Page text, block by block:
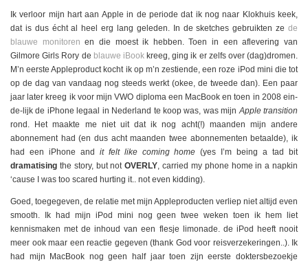
Ik verloor mijn hart aan Apple in de periode dat ik nog naar Klokhuis keek,
dat is dus écht al heel erg lang geleden. In de sketches gebruikten ze de
blauwe monitoren en die moest ik hebben. Toen in een aflevering van
Gilmore Girls Rory de blauwe iBookkreeg, ging ik er zelfs over (dag)dromen.
M’n eerste Appleproduct kocht ik op m’n zestiende, een roze iPod mini die tot
op de dag van vandaag nog steeds werkt (okee, de tweede dan). Een paar
jaar later kreeg ik voor mijn VWO diploma een MacBook en toen in 2008 ein-
de-lijk de iPhone legaal in Nederland te koop was, was mijnApple transition
rond. Het maakte me niet uit dat ik nog acht(!) maanden mijn andere
abonnement had (en dus acht maanden twee abonnementen betaalde), ik
had een iPhone and it felt like coming home (yes I’m being a tad bit
dramatising the story, but notOVERLY, carried my phone home in a napkin
‘cause I was too scared hurting it.. not even kidding).
Goed, toegegeven, de relatie met mijn Appleproducten verliep niet altijd even
smooth. Ik had mijn iPod mini nog geen twee weken toen ik hem liet
kennismaken met de inhoud van een flesje limonade. de iPod heeft nooit
meer ook maar een reactie gegeven (thank God voor reisverzekeringen..). Ik
had mijn MacBook nog geen half jaar toen zijn eerste doktersbezoekje